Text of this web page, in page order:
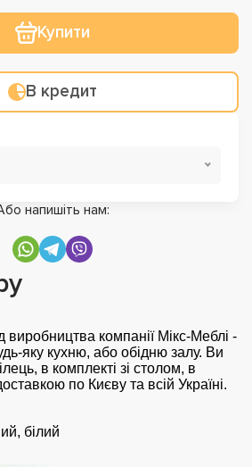
Купити
В кредит
напишіть нам:
виробництва компанії Мікс-Меблі -
яку кухню, або обідню залу. Ви
в комплекті зі столом, в
по Києву та всій Україні.
білий